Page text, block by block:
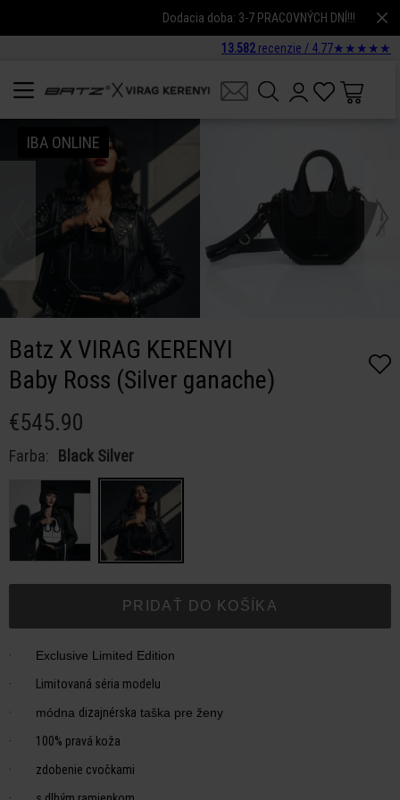
Dodacia doba: 3-7 PRACOVNÝCH DNÍ!!!
13.582recenzie / 4.77★ ★ ★ ★ ★
IBA ONLINE
Batz X VIRAG KERENYI
Baby Ross (Silver ganache)
€545.90
Farba: Black Silver
PRIDAŤ DO KOŠÍKA
· Exclusive Limited Edition
·
Limitovaná séria modelu
·
módna dizajnérska taška pre ženy
·
100% pravá koža
·
zdobenie cvočkami